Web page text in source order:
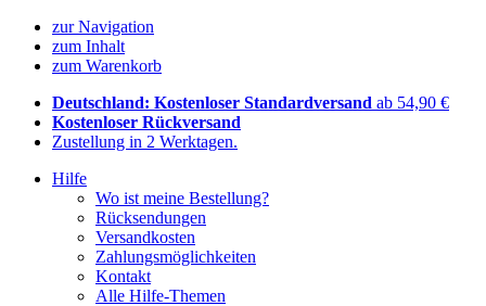
zur Navigation
zum Inhalt
zum Warenkorb
Deutschland: Kostenloser Standardversand ab 54,90 €
Kostenloser Rückversand
Zustellung in 2 Werktagen.
Hilfe
Wo ist meine Bestellung?
Rücksendungen
Versandkosten
Zahlungsmöglichkeiten
Kontakt
Alle Hilfe-Themen